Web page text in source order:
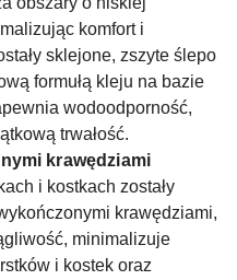
komfort i
sklejone, zszyte ślepo
formułą kleju na bazie
wodoodporność,
trwałość.
krawędziami
i kostkach zostały
krawędziami,
minimalizuje
i kostek oraz